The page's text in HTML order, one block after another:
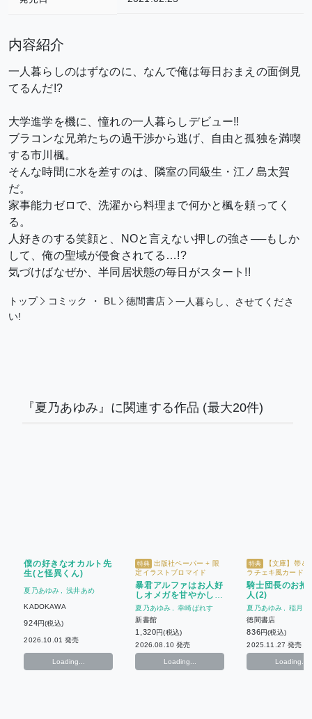
内容紹介
一人暮らしのはずなのに、なんで俺は毎日おまえの面倒見
てるんだ!?
大学進学を機に、憧れの一人暮らしデビュー!!
ブラコンな兄弟たちの過干渉から逃げ、自由と孤独を満喫
する市川楓。
そんな時間に水を差すのは、隣室の同級生・江ノ島太賀
だ。
家事能力ゼロで、洗濯から料理まで何かと楓を頼ってく
る。
人好きのする笑顔と、NOと言えない押しの強さ──もしか
して、俺の聖域が侵食されてる…!?
気づけばなぜか、半同居状態の毎日がスタート!!
トップ コミック ・ BL 徳間書店
一人暮らし、させてくださ
い!
『夏乃あゆみ』に関連する作品 (最大20件)
僕の好きなオカルト先
生(と怪異くん)
夏乃あゆみ 浅井あめ
KADOKAWA
924円(税込)
2026.10.01 発売
Loading...
特典 出版社ペーパー + 限
定イラストブロマイド
暴君アルファはお人好
しオメガを甘やかした
い
夏乃あゆみ
幸崎ぱれす
新書館
1,320円(税込)
2026.08.10 発売
Loading...
特典
【文庫】帯＆
ラチェキ風カード
バースデーフェア
ホーリン特典イラス
マイド
騎士団長のお抱
人(2)
夏乃あゆみ
稲月し
徳間書店
836円(税込)
2025.11.27 発売
Loading...